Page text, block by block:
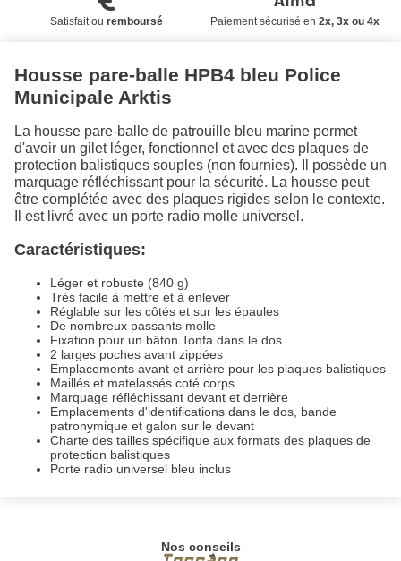
Satisfait ou remboursé Paiement sécurisé en 2x, 3x ou 4x
Housse pare-balle HPB4 bleu Police
Municipale Arktis
La housse pare-balle de patrouille bleu marine permet
d'avoir un gilet léger, fonctionnel et avec des plaques de
protection balistiques souples (non fournies). Il possède un
marquage réfléchissant pour la sécurité. La housse peut
être complétée avec des plaques rigides selon le contexte.
Il est livré avec un porte radio molle universel.
Caractéristiques:
Léger et robuste (840 g)
Très facile à mettre et à enlever
Réglable sur les côtés et sur les épaules
De nombreux passants molle
Fixation pour un bâton Tonfa dans le dos
2 larges poches avant zippées
Emplacements avant et arrière pour les plaques balistiques
Maillés et matelassés coté corps
Marquage réfléchissant devant et derrière
Emplacements d'identifications dans le dos, bande
patronymique et galon sur le devant
Charte des tailles spécifique aux formats des plaques de
protection balistiques
Porte radio universel bleu inclus
Nos conseils